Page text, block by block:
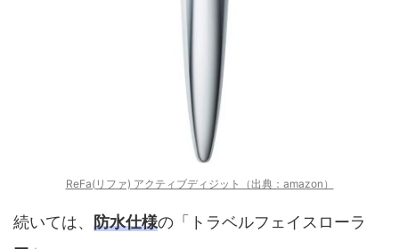
ReFa(リファ) アクティブディジット（出典：amazon）
続いては、 防水仕様の「トラベルフェイスローラ